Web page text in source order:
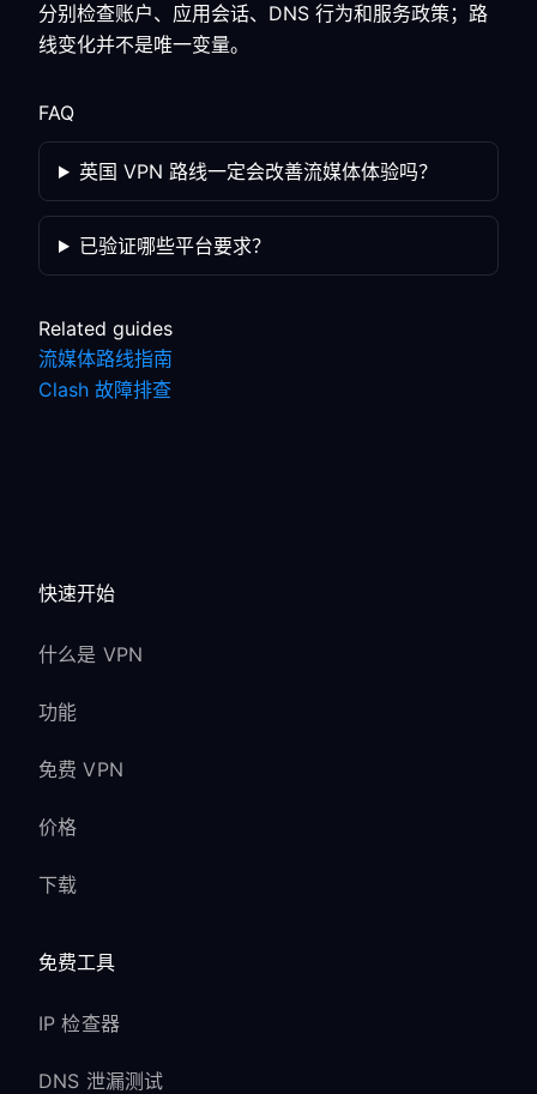
分别检查账户、应用会话、DNS 行为和服务政策；路
线变化并不是唯一变量。
FAQ
英国 VPN 路线一定会改善流媒体体验吗？
已验证哪些平台要求？
Related guides
流媒体路线指南
Clash 故障排查
快速开始
什么是 VPN
功能
免费 VPN
价格
下载
免费工具
IP 检查器
DNS 泄漏测试